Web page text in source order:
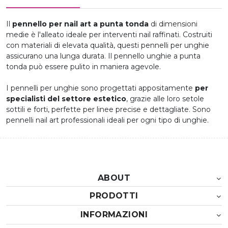
Il pennello per nail art a punta tonda di dimensioni
medie è l'alleato ideale per interventi nail raffinati. Costruiti
con materiali di elevata qualità, questi pennelli per unghie
assicurano una lunga durata. Il pennello unghie a punta
tonda può essere pulito in maniera agevole.
I pennelli per unghie sono progettati appositamente per
specialisti del settore estetico, grazie alle loro setole
sottili e forti, perfette per linee precise e dettagliate. Sono
pennelli nail art professionali ideali per ogni tipo di unghie.
ABOUT
PRODOTTI
INFORMAZIONI